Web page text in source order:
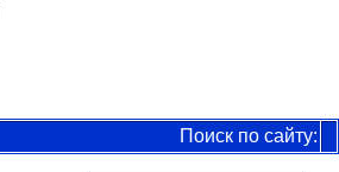
Поиск по сайту: